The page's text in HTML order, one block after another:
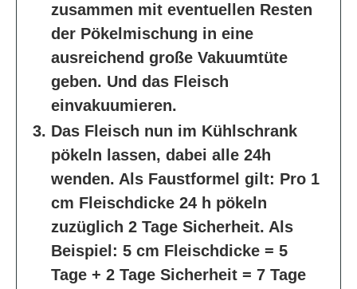
zusammen mit eventuellen Resten
der Pökelmischung in eine
ausreichend große Vakuumtüte
geben. Und das Fleisch
einvakuumieren.
Das Fleisch nun im Kühlschrank
pökeln lassen, dabei alle 24h
wenden. Als Faustformel gilt: Pro 1
cm Fleischdicke 24 h pökeln
zuzüglich 2 Tage Sicherheit. Als
Beispiel: 5 cm Fleischdicke = 5
Tage + 2 Tage Sicherheit = 7 Tage